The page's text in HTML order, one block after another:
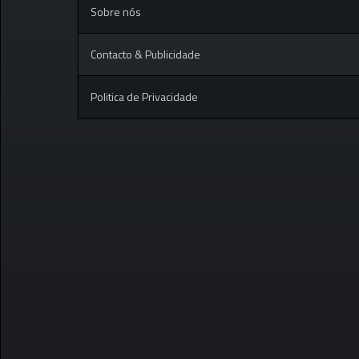
Sobre nós
Contacto & Publicidade
Politica de Privacidade